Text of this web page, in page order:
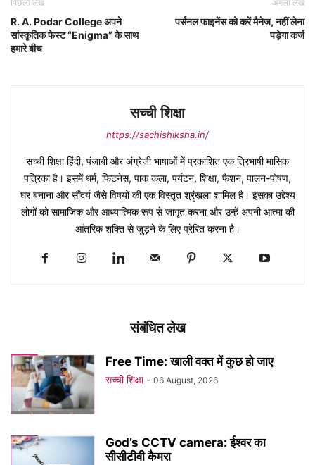
पिछला लेख
R. A. Podar College अपने
सांस्कृतिक फेस्ट “Enigma” के साथ
हमारे बीच
अगला लेख
पर्सनल फाइनेंस को करें मैनेज, नहीं लेना
पड़ेगा कर्ज
सच्ची शिक्षा
https://sachishiksha.in/
सच्ची शिक्षा हिंदी, पंजाबी और अंग्रेजी भाषाओं में प्रकाशित एक त्रिभाषी मासिक
पत्रिका है। इसमें धर्म, फिटनेस, पाक कला, पर्यटन, शिक्षा, फैशन, पालन-पोषण,
घर बनाना और सौंदर्य जैसे विषयों की एक विस्तृत श्रृंखला शामिल है। इसका उद्देश्य
लोगों को सामाजिक और आध्यात्मिक रूप से जागृत करना और उन्हें अपनी आत्मा की
आंतरिक शक्ति से जुड़ने के लिए प्रेरित करना है।
संबंधित लेख
Free Time: खाली वक्त में कुछ हो जाए
सच्ची शिक्षा - 06 August, 2026
God’s CCTV camera: ईश्वर का
सीसीटीवी कैमरा